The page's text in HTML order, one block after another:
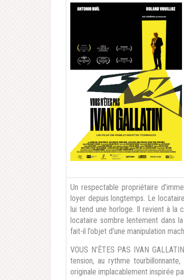
Un respectable propriétaire
loyer depuis longtemps. Le
lui tend une horloge. Il revient à la
locataire sombre lentement dans
fait-il l’objet d’une manipulation
VOUS N’ÊTES PAS IVAN
tension, au rythme
originale implacablement inspirée